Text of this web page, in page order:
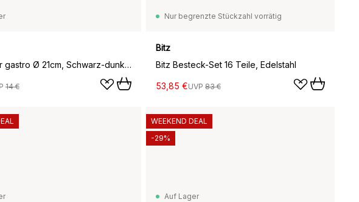
Bitz Teller gastro Ø 21cm, Schwarz-dunkelblau
14 €
Nur begrenzte Stückzahl vorrätig
Bitz
Bitz Besteck-Set 16 Teile, Edelstahl
53,85 €UVP 83 €
Auf Lager
WEEKEND DEAL
-29%